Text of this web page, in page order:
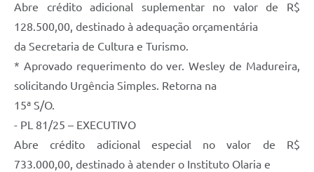
SIC
Notícias
Contato
Abre crédito adicional suplementar no valor de R$
128.500,00, destinado à adequação orçamentária
da Secretaria de Cultura e Turismo.
* Aprovado requerimento do ver. Wesley de Madureira,
solicitando Urgência Simples. Retorna na
15ª S/O.
- PL 81/25 – EXECUTIVO
Abre crédito adicional especial no valor de R$
733.000,00, destinado à atender o Instituto Olaria e